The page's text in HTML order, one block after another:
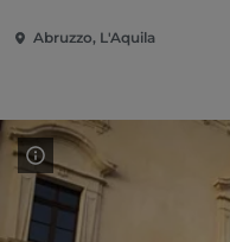
Abruzzo, L'Aquila